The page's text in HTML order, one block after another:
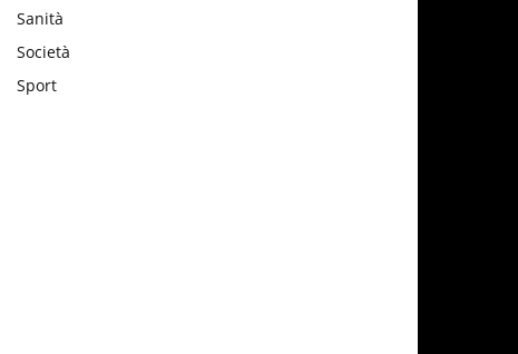
Sanità
Società
Sport